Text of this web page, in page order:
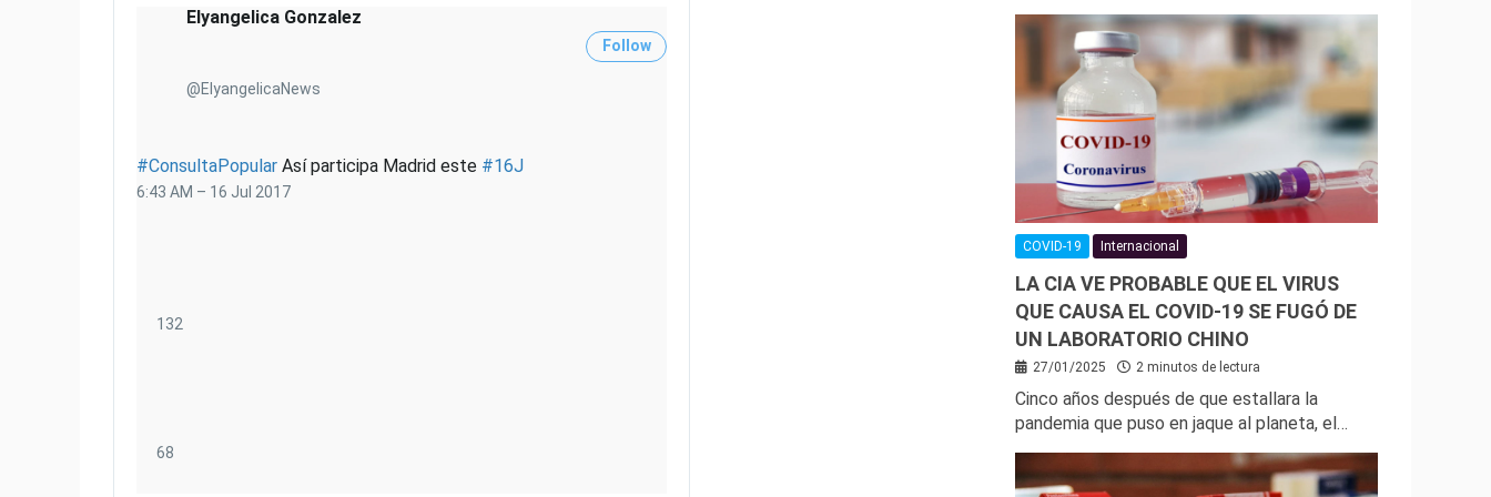
Follow
Elyangelica Gonzalez
@ElyangelicaNews
#ConsultaPopular Así participa Madrid este #16J
6:43 AM – 16 Jul 2017
132
68
COVID-19 Internacional
LA CIA VE PROBABLE QUE EL VIRUS
QUE CAUSA EL COVID-19 SE FUGÓ DE
UN LABORATORIO CHINO
27/01/2025 2 minutos de lectura
Cinco años después de que estallara la
pandemia que puso en jaque al planeta, el…